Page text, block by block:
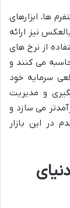
ها، ابزارهای
نیز ارائه
از نرخ های
می کنند و
سرمایه خود
و مدیریت
می سازد و
در این بازار